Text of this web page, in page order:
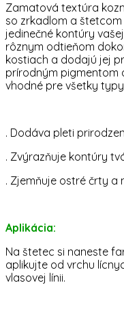
Zamatová textúra
so zrkadlom a
jedinečné kontúry
rôznym odtieňom
kostiach a dodajú jej
prírodným pigmentom
vhodné pre všetky
. Dodáva pleti
. Zvýrazňuje kontúry
. Zjemňuje ostré črty a
Aplikácia:
Na štetec si naneste
aplikujte od vrchu
vlasovej línii.